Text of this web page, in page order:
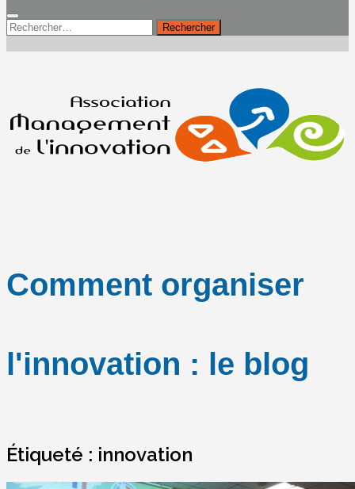
Rechercher :
Comment organiser
l'innovation : le blog
Étiqueté : innovation